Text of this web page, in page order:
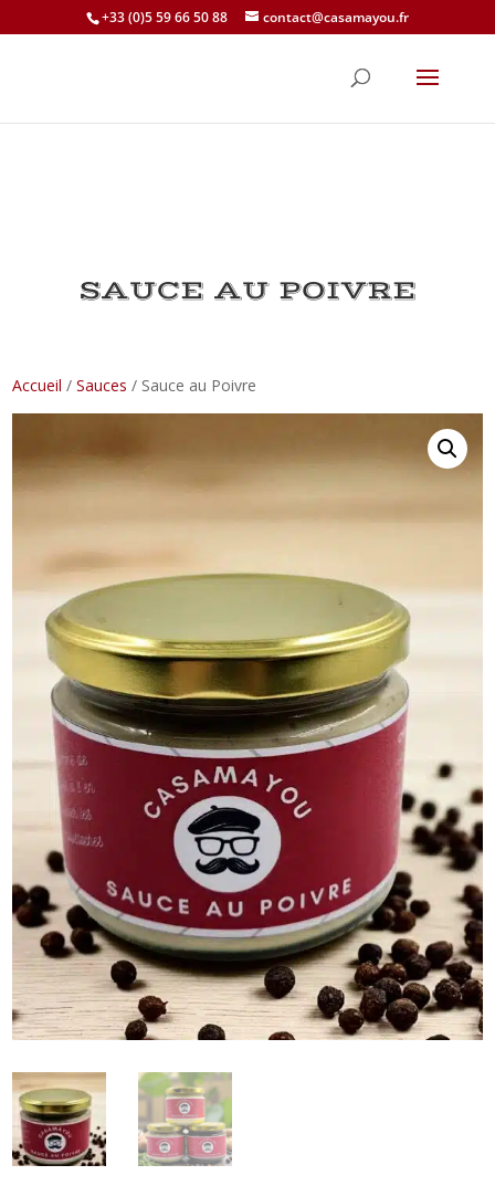
+33 (0)5 59 66 50 88 contact@casamayou.fr
SAUCE AU POIVRE
Accueil /Sauces / Sauce au Poivre